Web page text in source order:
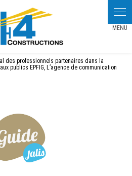
des professionnels partenaires dans la
publics EPFIG, L’agence de communication